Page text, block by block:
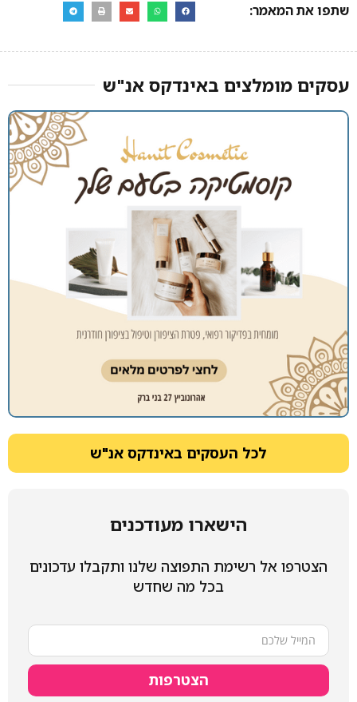
שתפו את המאמר:
עסקים מומלצים באינדקס אנ"ש​
לכל העסקים באינדקס אנ"ש
הישארו מעודכנים
הצטרפו אל רשימת התפוצה שלנו ותקבלו עדכונים
בכל מה שחדש
הצטרפות